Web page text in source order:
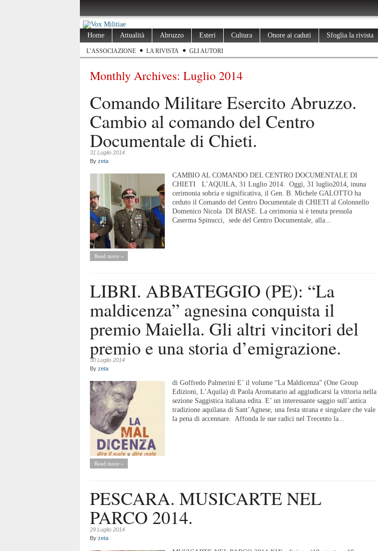
Home Attualità Abruzzo Esteri Cultura Onore ai caduti Sfoglia la rivista
L’ASSOCIAZIONE LA RIVISTA GLI AUTORI
Monthly Archives: Luglio 2014
Comando Militare Esercito Abruzzo.
Cambio al comando del Centro
Documentale di Chieti.
31 Luglio 2014
By zeta
CAMBIO AL COMANDO DEL CENTRO DOCUMENTALE DI
CHIETI L’AQUILA, 31 Luglio 2014. Oggi, 31 luglio2014, inuna
cerimonia sobria e significativa, il Gen. B. Michele GALOTTO ha
ceduto il Comando del Centro Documentale di CHIETI al Colonnello
Domenico Nicola DI BIASE. La cerimonia si è tenuta pressola
Caserma Spinucci, sede del Centro Documentale, alla...
Read more »
LIBRI. ABBATEGGIO (PE): “La
maldicenza” agnesina conquista il
premio Maiella. Gli altri vincitori del
premio e una storia d’emigrazione.
30 Luglio 2014
By zeta
di Goffredo Palmerini E’ il volume “La Maldicenza” (One Group
Edizioni, L’Aquila) di Paola Aromatario ad aggiudicarsi la vittoria nella
sezione Saggistica italiana edita. E’ un interessante saggio sull’antica
tradizione aquilana di Sant’Agnese, una festa strana e singolare che vale
la pena di accennare. Affonda le sue radici nel Trecento la...
Read more »
PESCARA. MUSICARTE NEL
PARCO 2014.
29 Luglio 2014
By zeta